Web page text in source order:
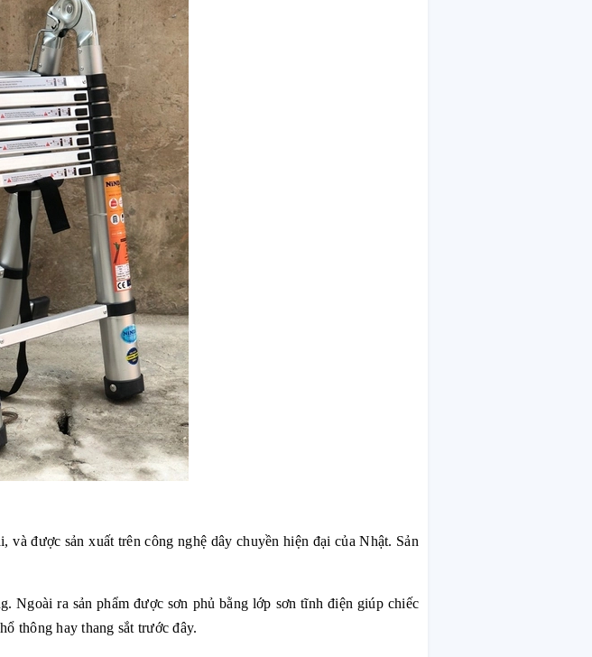
được sản xuất trên công nghệ dây chuyền hiện đại của Nhật. Sản
Ngoài ra sản phẩm được sơn phủ bằng lớp sơn tĩnh điện giúp chiếc
thông hay thang sắt trước đây.